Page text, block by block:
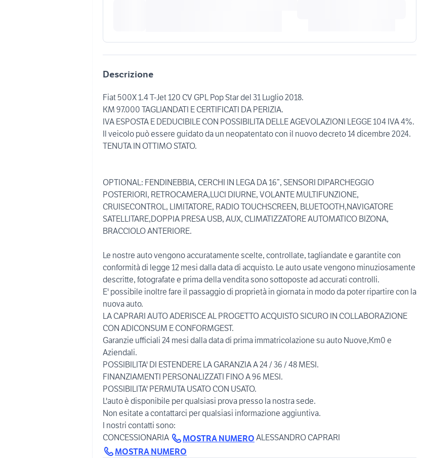
Descrizione
Fiat 500X 1.4 T-Jet 120 CV GPL Pop Star del 31 Luglio 2018.
KM 97.000 TAGLIANDATI E CERTIFICATI DA PERIZIA.
IVA ESPOSTA E DEDUCIBILE CON POSSIBILITA DELLE AGEVOLAZIONI LEGGE 104 IVA 4%.
Il veicolo può essere guidato da un neopatentato con il nuovo decreto 14 dicembre 2024.
TENUTA IN OTTIMO STATO.
OPTIONAL: FENDINEBBIA, CERCHI IN LEGA DA 16”, SENSORI DIPARCHEGGIO
POSTERIORI, RETROCAMERA,LUCI DIURNE, VOLANTE MULTIFUNZIONE,
CRUISECONTROL, LIMITATORE, RADIO TOUCHSCREEN, BLUETOOTH,NAVIGATORE
SATELLITARE,DOPPIA PRESA USB, AUX, CLIMATIZZATORE AUTOMATICO BIZONA,
BRACCIOLO ANTERIORE.
Le nostre auto vengono accuratamente scelte, controllate, tagliandate e garantite con
conformità di legge 12 mesi dalla data di acquisto. Le auto usate vengono minuziosamente
descritte, fotografate e prima della vendita sono sottoposte ad accurati controlli.
E' possibile inoltre fare il passaggio di proprietà in giornata in modo da poter ripartire con la
nuova auto.
LA CAPRARI AUTO ADERISCE AL PROGETTO ACQUISTO SICURO IN COLLABORAZIONE
CON ADICONSUM E CONFORMGEST.
Garanzie ufficiali 24 mesi dalla data di prima immatricolazione su auto Nuove,Km0 e
Aziendali.
POSSIBILITA' DI ESTENDERE LA GARANZIA A 24 / 36 / 48 MESI.
FINANZIAMENTI PERSONALIZZATI FINO A 96 MESI.
POSSIBILITA' PERMUTA USATO CON USATO.
L'auto è disponibile per qualsiasi prova presso la nostra sede.
Non esitate a contattarci per qualsiasi informazione aggiuntiva.
I nostri contatti sono:
CONCESSIONARIA
MOSTRA NUMERO ALESSANDRO CAPRARI
MOSTRA NUMERO